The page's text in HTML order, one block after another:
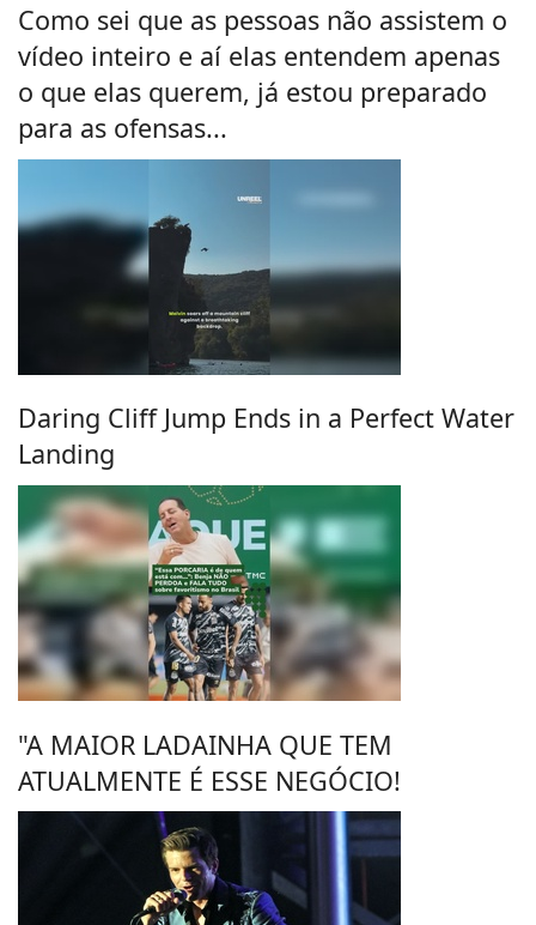
Como sei que as pessoas não assistem o
vídeo inteiro e aí elas entendem apenas
o que elas querem, já estou preparado
para as ofensas...
Daring Cliff Jump Ends in a Perfect Water
Landing
"A MAIOR LADAINHA QUE TEM
ATUALMENTE É ESSE NEGÓCIO!